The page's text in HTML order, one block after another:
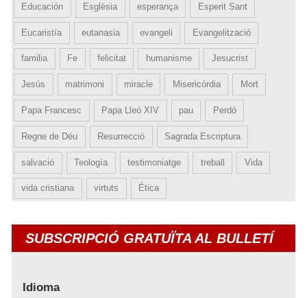
Educación Esglèsia esperança Esperit Sant
Eucaristía eutanasia evangeli Evangelització
familia Fe felicitat humanisme Jesucrist
Jesús matrimoni miracle Misericòrdia Mort
Papa Francesc Papa Lleó XIV pau Perdó
Regne de Déu Resurrecció Sagrada Escriptura
salvació Teología testimoniatge treball Vida
vida cristiana virtuts Ética
SUBSCRIPCIÓ GRATUÏTA AL BULLETÍ
Idioma